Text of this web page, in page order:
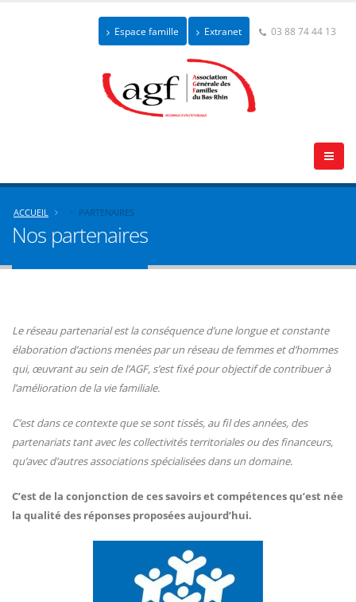
Espace famille Extranet 03 88 74 44 13
ACCUEIL PARTENAIRES
Nos partenaires
Le réseau partenarial est la conséquence d’une longue et constante
élaboration d’actions menées par un réseau de femmes et d’hommes
qui, œuvrant au sein de l’AGF, s’est fixé pour objectif de contribuer à
l’amélioration de la vie familiale.
C’est dans ce contexte que se sont tissés, au fil des années, des
partenariats tant avec les collectivités territoriales ou des financeurs,
qu’avec d’autres associations spécialisées dans un domaine.
C’est de la conjonction de ces savoirs et compétences qu’est née
la qualité des réponses proposées aujourd’hui.